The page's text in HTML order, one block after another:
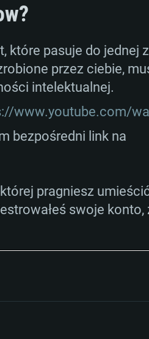
Karta graficzna:
lub lepsza
Połączenie
Dysk twardy: 62.2
Karta graficzna:
Połączenie
Dysk twardy: 62.2
Karta graficzna:
podobna od AMD
starsze niż 6
to 720p) ze
Połączenie
które pasuje do jednej
przez ciebie,
intelektualnej.
www.youtube.com/
bezpośredni link na
pragniesz
swoje konto,